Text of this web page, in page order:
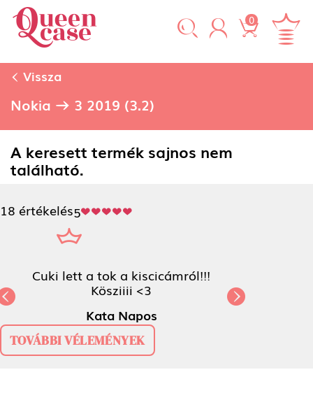
0
Vissza
Nokia 3 2019 (3.2)
A keresett termék sajnos nem
található.
18 értékelés5
Cuki lett a tok a kiscicámról!!!
Kösziiii <3
Kata Napos
Previous Next
TOVÁBBI VÉLEMÉNYEK